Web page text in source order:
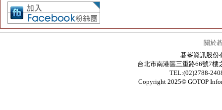
關於
碁峯資訊股份
台北市南港區三重路66號7樓
TEL:(02)2788-
Copyright 2025© GOTOP